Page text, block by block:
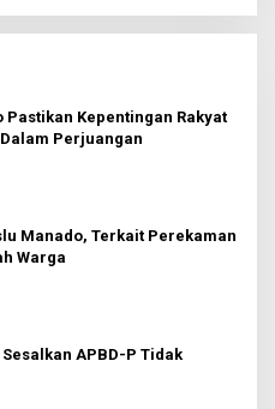
Pastikan Kepentingan Rakyat
Perjuangan
Manado, Terkait Perekaman
Warga
APBD-P Tidak